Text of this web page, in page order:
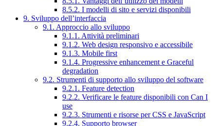
8.5.2. I modelli di sito e servizi disponibili
9. Sviluppo dell’interfaccia
9.1. Approccio allo sviluppo
9.1.1. Attività preliminari
9.1.2. Web design responsivo e accessibile
9.1.3. Mobile first
9.1.4. Progressive enhancement e Graceful
degradation
9.2. Strumenti di supporto allo sviluppo del software
9.2.1. Feature detection
9.2.2. Verificare le feature disponibili con Can I
use
9.2.3. Strumenti e risorse per CSS e JavaScript
9.2.4. Supporto browser